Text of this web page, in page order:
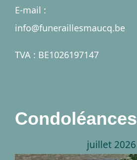
E-mail :
info@funeraillesmaucq.be
TVA : BE1026197147
Nécrologies
Condoléances
juillet 2026